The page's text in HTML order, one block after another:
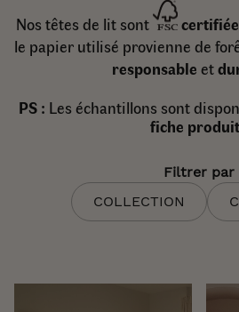
Nos têtes de lit sont
le papier utilisé provienne de
responsable et
PS : Les échantillons sont
fiche produit
Filtrer par
COLLECTION